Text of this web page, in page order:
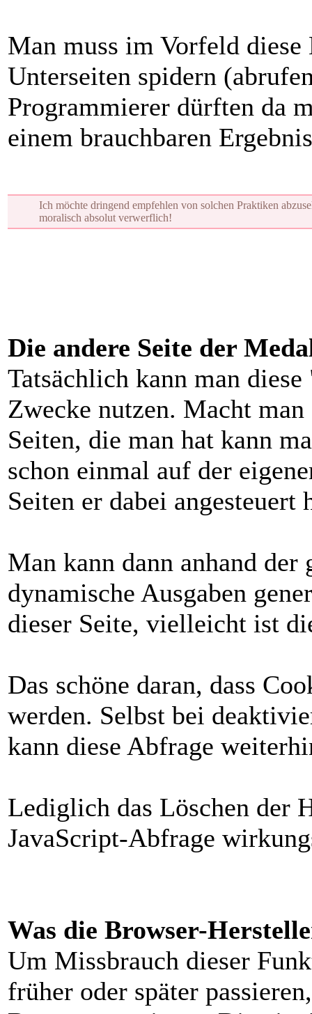
Man muss im Vorfeld
Unterseiten spidern
Programmierer dürften da
einem brauchbaren
Ich möchte dringend empfehlen von solchen Praktiken
moralisch absolut verwerflich!
Die andere Seite der
Tatsächlich kann man
Zwecke nutzen. Macht
Seiten, die man hat kann
schon einmal auf der
Seiten er dabei angesteuert
Man kann dann anhand
dynamische Ausgaben
dieser Seite, vielleicht ist
Das schöne daran, dass
werden. Selbst bei
kann diese Abfrage
Lediglich das Löschen der
JavaScript-Abfrage
Was die Browser-
Um Missbrauch dieser
früher oder später